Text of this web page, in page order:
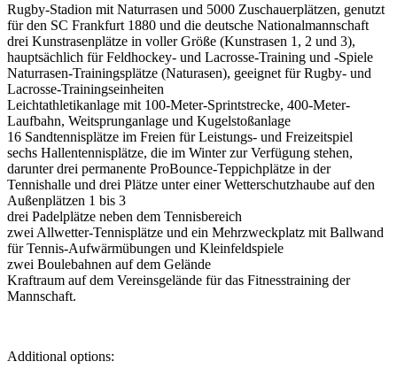
Rugby-Stadion mit Naturrasen und 5000 Zuschauerplätzen, genutzt
für den SC Frankfurt 1880 und die deutsche Nationalmannschaft
drei Kunstrasenplätze in voller Größe (Kunstrasen 1, 2 und 3),
hauptsächlich für Feldhockey- und Lacrosse-Training und -Spiele
Naturrasen-Trainingsplätze (Naturasen), geeignet für Rugby- und
Lacrosse-Trainingseinheiten
Leichtathletikanlage mit 100-Meter-Sprintstrecke, 400-Meter-
Laufbahn, Weitsprunganlage und Kugelstoßanlage
16 Sandtennisplätze im Freien für Leistungs- und Freizeitspiel
sechs Hallentennisplätze, die im Winter zur Verfügung stehen,
darunter drei permanente ProBounce-Teppichplätze in der
Tennishalle und drei Plätze unter einer Wetterschutzhaube auf den
Außenplätzen 1 bis 3
drei Padelplätze neben dem Tennisbereich
zwei Allwetter-Tennisplätze und ein Mehrzweckplatz mit Ballwand
für Tennis-Aufwärmübungen und Kleinfeldspiele
zwei Boulebahnen auf dem Gelände
Kraftraum auf dem Vereinsgelände für das Fitnesstraining der
Mannschaft.
Additional options: